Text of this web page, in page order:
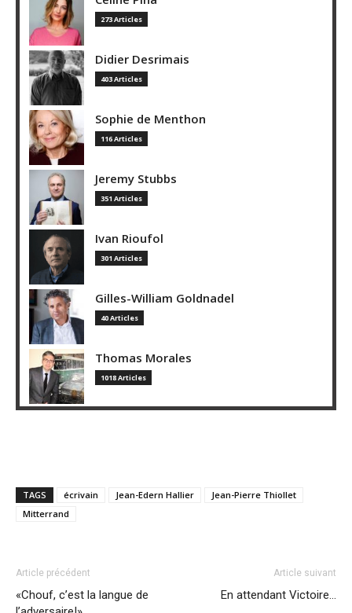
273 Articles
Didier Desrimais
403 Articles
Sophie de Menthon
116 Articles
Jeremy Stubbs
351 Articles
Ivan Rioufol
301 Articles
Gilles-William Goldnadel
40 Articles
Thomas Morales
1018 Articles
TAGS écrivain Jean-Edern Hallier
Jean-Pierre Thiollet
Mitterrand
Article précédent
«Chouf, c’est la langue de
Article suivant
En attendant Victoire…